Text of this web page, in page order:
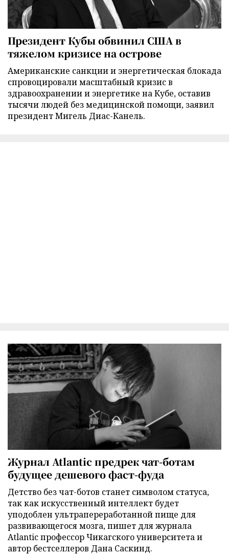
Президент Кубы обвинил США в
тяжелом кризисе на острове
Американские санкции и энергетическая блокада
спровоцировали масштабный кризис в
здравоохранении и энергетике на Кубе, оставив
тысячи людей без медицинской помощи, заявил
президент Мигель Диас-Канель.
Журнал Atlantic предрек чат-ботам
будущее дешевого фаст-фуда
Детство без чат-ботов станет символом статуса,
так как искусственный интеллект будет
уподоблен ультрапереработанной пище для
развивающегося мозга, пишет для журнала
Atlantic профессор Чикагского университета и
автор бестселлеров Дана Саскинд.